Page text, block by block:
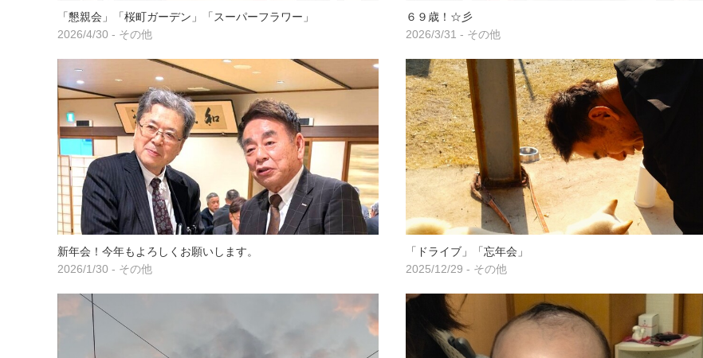
「懇親会」「桜町ガーデン」「スーパーフラワー」
2026/4/30 - その他
６９歳！☆彡
2026/3/31 - その他
新年会！今年もよろしくお願いします。
2026/1/30 - その他
「ドライブ」「忘年会」
2025/12/29 - その他